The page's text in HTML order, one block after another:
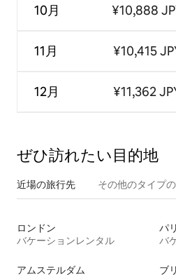
10月
11月
12月
¥10,888
¥10,415
¥11,362
ぜひ訪⁠れ⁠た⁠い目⁠的⁠地
近場の旅行先 その他のタ⁠イ⁠プ⁠
ロンドン
バケーションレンタル
パリ
バ
アムステルダム
ブ